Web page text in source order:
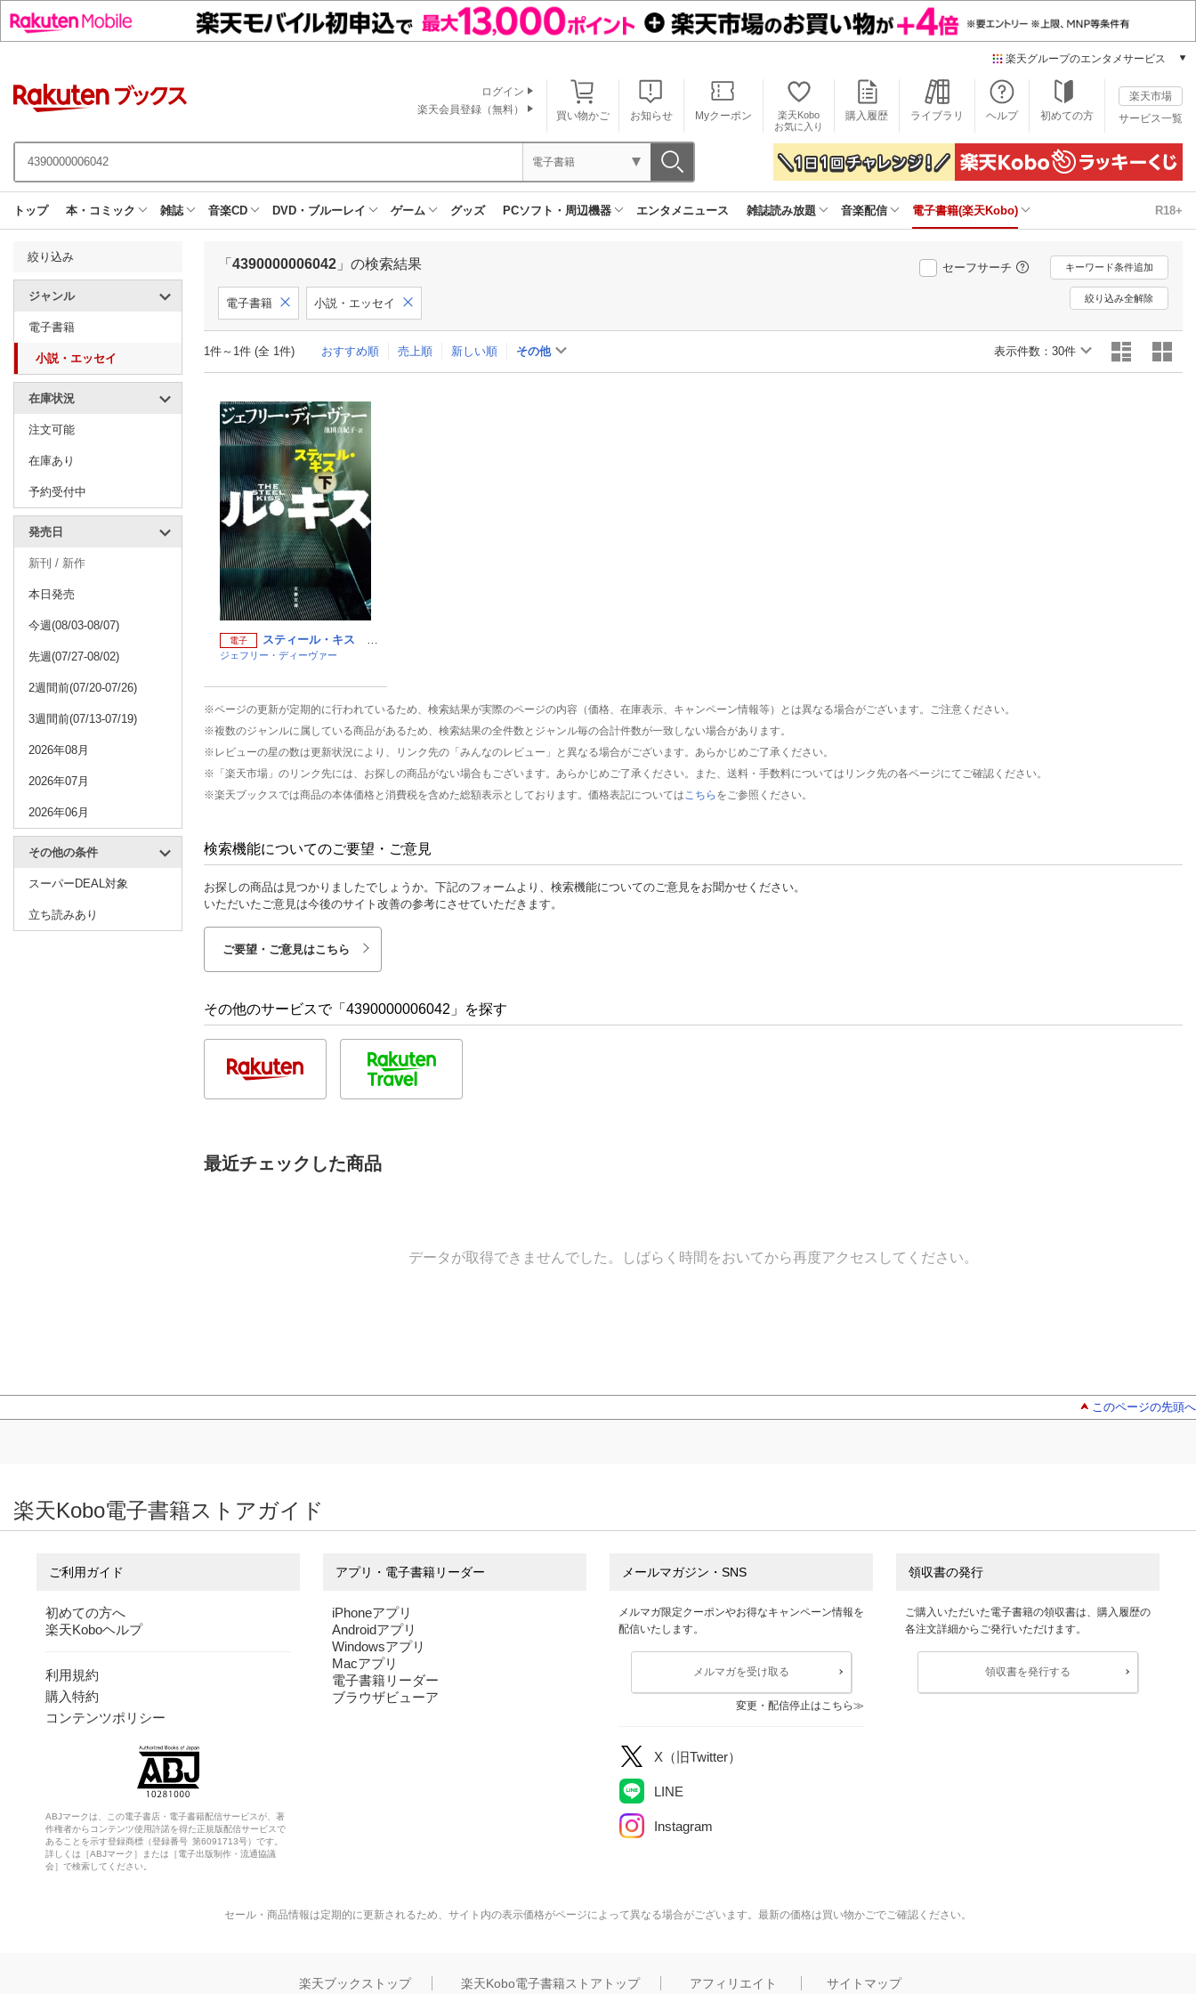
楽天グループのエンタメサービス
本/ゲーム/CD/DVD
楽天ブックス
電子書籍
楽天Kobo
雑誌読み放題
楽天ミュージック
動画配信
楽天TV
動画配信ガイド
Rチャンネル
買い物かご お知らせ Myクーポン
楽天Kobo
お気に入り
購入履歴 ライブラリ ヘルプ 初めての方
楽天市場
サービス一覧
ログイン
楽天会員登録（無料）
電子書籍
トップ 本・コミック 雑誌 音楽CD DVD・ブルーレイ ゲーム グッズ PCソフト・周辺機器 エンタメニュース 雑誌読み放題 音楽配信 電子書籍(楽天Kobo) R18+
絞り込み
ジャンル
電子書籍
小説・エッセイ
在庫状況
注文可能
在庫あり
予約受付中
発売日
新刊 / 新作
本日発売
今週(08/03-08/07)
先週(07/27-08/02)
2週間前(07/20-07/26)
3週間前(07/13-07/19)
2026年08月
2026年07月
2026年06月
その他の条件
スーパーDEAL対象
立ち読みあり
「 4390000006042 」の検索結果 セーフサーチ キーワード条件追加
電子書籍 小説・エッセイ 絞り込み全解除
1件～1件 (全 1件) おすすめ順 売上順 新しい順 その他 表示件数： 30件
電子 スティール・キス 下 （文春文庫）
ジェフリー・ディーヴァー
※ページの更新が定期的に行われているため、検索結果が実際のページの内容（価格、在庫表示、キャンペーン情報等）とは異なる場合がございます。ご注意ください。
※複数のジャンルに属している商品があるため、検索結果の全件数とジャンル毎の合計件数が一致しない場合があります。
※レビューの星の数は更新状況により、リンク先の「みんなのレビュー」と異なる場合がございます。あらかじめご了承ください。
※「楽天市場」のリンク先には、お探しの商品がない場合もございます。あらかじめご了承ください。また、送料・手数料についてはリンク先の各ページにてご確認ください。
※楽天ブックスでは商品の本体価格と消費税を含めた総額表示としております。価格表記については こちら をご参照ください。
検索機能についてのご要望・ご意見
お探しの商品は見つかりましたでしょうか。下記のフォームより、検索機能についてのご意見をお聞かせください。
いただいたご意見は今後のサイト改善の参考にさせていただきます。
ご要望・ご意見はこちら
その他のサービスで「4390000006042」を探す
最近チェックした商品
データが取得できませんでした。しばらく時間をおいてから再度アクセスしてください。
このページの先頭へ
楽天Kobo電子書籍ストアガイド
ご利用ガイド
初めての方へ
楽天Koboヘルプ
利用規約
購入特約
コンテンツポリシー
ABJマークは、この電子書店・電子書籍配信サービスが、著
作権者からコンテンツ使用許諾を得た正規版配信サービスで
あることを示す登録商標（登録番号 第6091713号）です。
詳しくは［ABJマーク］または［電子出版制作・流通協議
会］で検索してください。
アプリ・電子書籍リーダー
iPhoneアプリ
Androidアプリ
Windowsアプリ
Macアプリ
電子書籍リーダー
ブラウザビューア
メールマガジン・SNS
メルマガ限定クーポンやお得なキャンペーン情報を
配信いたします。
メルマガを受け取る
変更・配信停止はこちら
X（旧Twitter）
LINE
Instagram
領収書の発行
ご購入いただいた電子書籍の領収書は、購入履歴の
各注文詳細からご発行いただけます。
領収書を発行する
セール・商品情報は定期的に更新されるため、サイト内の表示価格がページによって異なる場合がございます。最新の価格は買い物かごでご確認ください。
楽天ブックストップ 楽天Kobo電子書籍ストアトップ アフィリエイト サイトマップ